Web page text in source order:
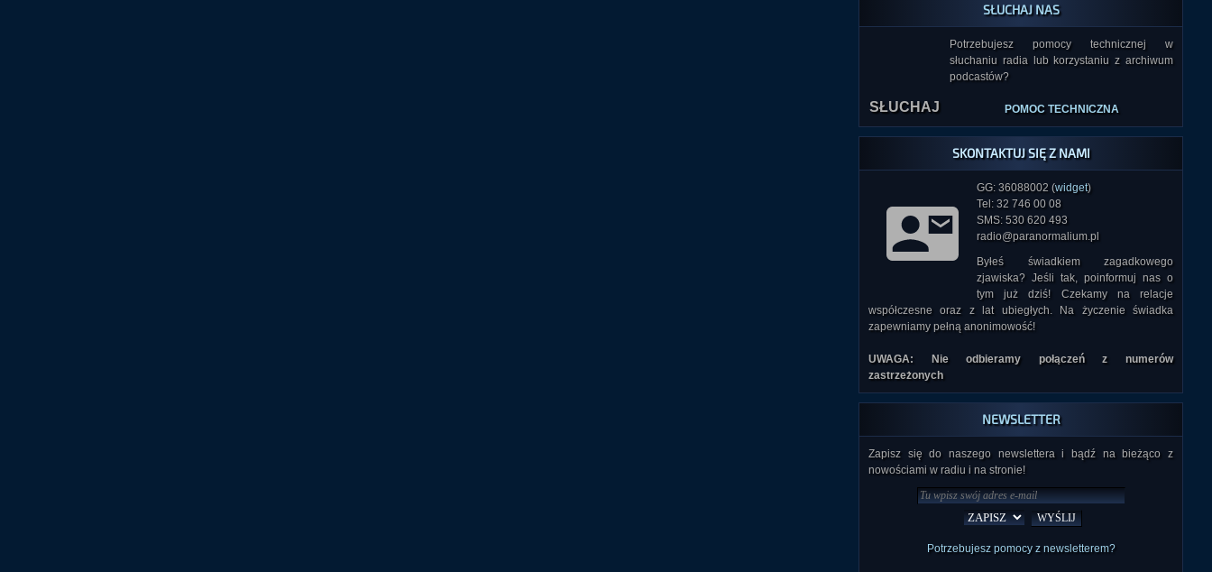
SŁUCHAJ NAS
SŁUCHAJ
Potrzebujesz pomocy technicznej w
słuchaniu radia lub korzystaniu z archiwum
podcastów?
POMOC TECHNICZNA
SKONTAKTUJ SIĘ Z NAMI
GG: 36088002 (widget)
Tel: 32 746 00 08
SMS: 530 620 493
radio@paranormalium.pl
Byłeś świadkiem zagadkowego
zjawiska? Jeśli tak, poinformuj nas o
tym już dziś! Czekamy na relacje
współczesne oraz z lat ubiegłych. Na życzenie świadka
zapewniamy pełną anonimowość!
UWAGA: Nie odbieramy połączeń z numerów
zastrzeżonych
NEWSLETTER
Zapisz się do naszego newslettera i bądź na bieżąco z
nowościami w radiu i na stronie!
Potrzebujesz pomocy z newsletterem?